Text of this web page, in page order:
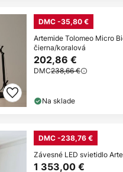
DMC -35,80 €
Artemide Tolomeo Micro
čierna/koralová
202,86 €
DMC238,66 €
Na sklade
DMC -238,76 €
Závesné LED svietidlo
1 353,00 €